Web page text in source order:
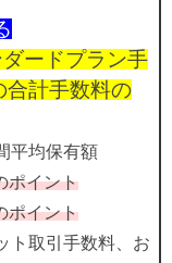
ダードプラン手
合計手数料の
平均保有額
ポイント
ポイント
ト取引手数料、お